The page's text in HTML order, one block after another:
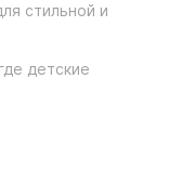
стильной и
детские